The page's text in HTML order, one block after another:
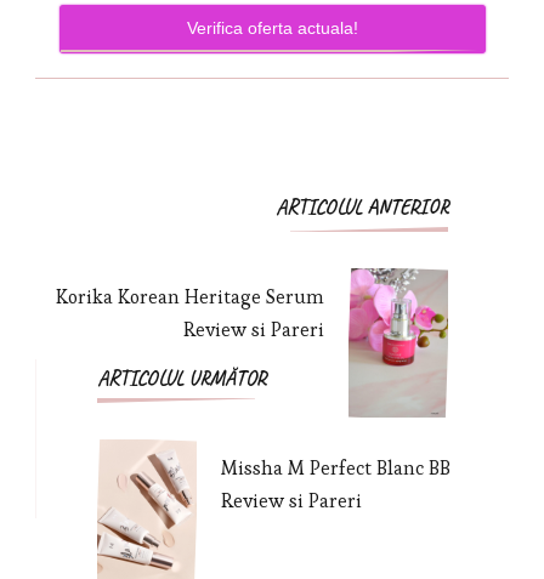
Verifica oferta actuala!
ARTICOLUL ANTERIOR
Korika Korean Heritage Serum
Review si Pareri
ARTICOLUL URMĂTOR
Missha M Perfect Blanc BB
Review si Pareri